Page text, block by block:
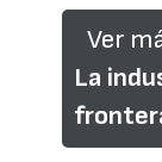
Ver
La